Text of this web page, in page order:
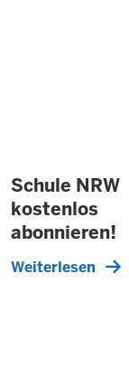
Schule NRW
kostenlos
abonnieren!
Weiterlesen